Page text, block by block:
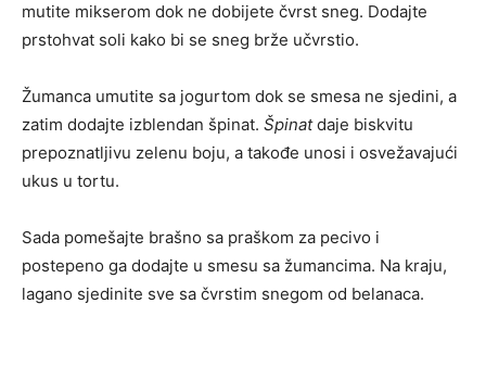
mutite mikserom dok ne dobijete čvrst sneg. Dodajte
prstohvat soli kako bi se sneg brže učvrstio.
Žumanca umutite sa jogurtom dok se smesa ne sjedini, a
zatim dodajte izblendan špinat. Špinatdaje biskvitu
prepoznatljivu zelenu boju, a takođe unosi i osvežavajući
ukus u tortu.
Sada pomešajte brašno sa praškom za pecivo i
postepeno ga dodajte u smesu sa žumancima. Na kraju,
lagano sjedinite sve sa čvrstim snegom od belanaca.